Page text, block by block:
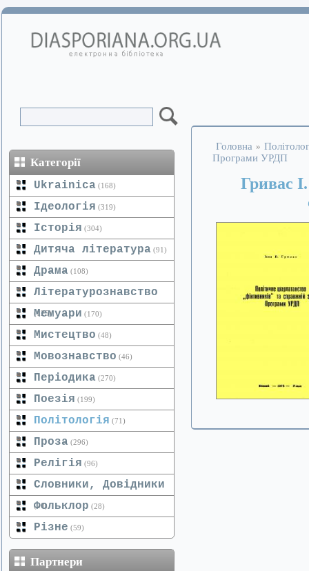
Категорії
Ukrainica (168)
Ідеологія (319)
Історія (304)
Дитяча література (91)
Драма (108)
Літературознавство
(125)
Мемуари (170)
Мистецтво (48)
Мовознавство (46)
Періодика (270)
Поезія (199)
Політологія (71)
Проза (296)
Релігія (96)
Словники, Довідники
(20)
Фольклор (28)
Різне (59)
Партнери
Головна »
Програми УРДП
Гривас